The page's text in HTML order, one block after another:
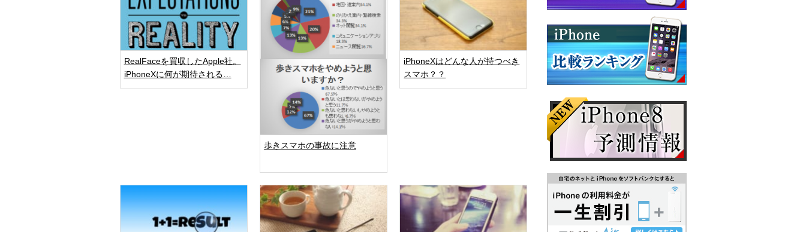
RealFaceを買収したApple社。
iPhoneXに何が期待される…
歩きスマホの事故に注意
iPhoneXはどんな人が持つべき
スマホ？？